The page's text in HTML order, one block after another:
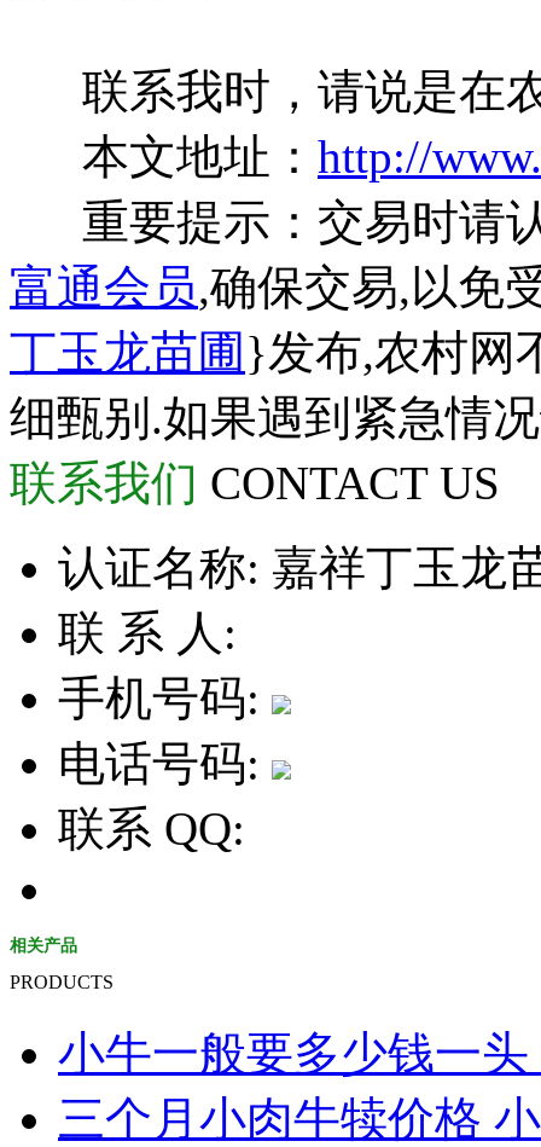
联系我时，请说是在
本文地址： http://
重要提示：交易时请
富通会员,确保交易,以免
丁玉龙苗圃 }发布,农村网
细甄别.如果遇到紧急情
联系我们 CONTACT US
认证名称: 嘉祥丁玉龙
联 系 人:
手机号码:
电话号码:
联系 QQ:
相关产品
PRODUCTS
小牛一般要多少钱一
三个月小肉牛犊价格